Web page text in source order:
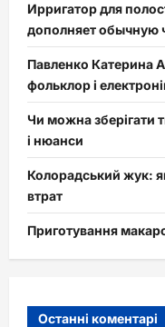
Ирригатор для
дополняет обычную
Павленко Катерина
фольклор і
Чи можна зберігати
і нюанси
Колорадський жук:
втрат
Приготування
Останні коментарі